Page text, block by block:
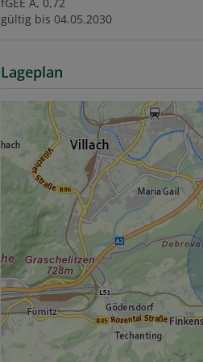
gültig bis 04.05.2030
Lageplan